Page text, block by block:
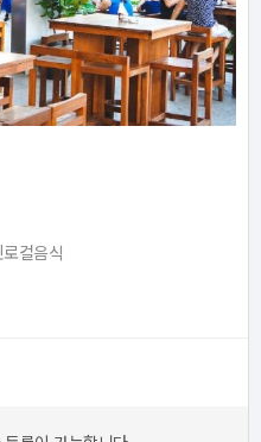
컬음식